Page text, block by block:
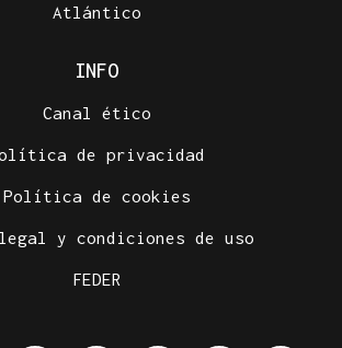
Atlántico
INFO
Canal ético
de privacidad
Política de cookies
y condiciones de uso
FEDER